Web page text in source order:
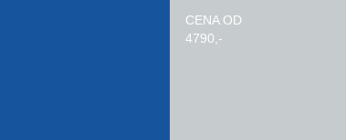
4790,-
CENA OD